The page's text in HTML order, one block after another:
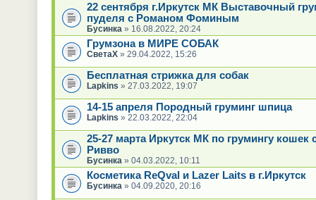
22 сентября г.Иркутск МК Выставочный
пуделя с Романом Фоминым
Бусинка » 16.08.2022, 20:24
Грумзона в МИРЕ СОБАК
СветаХ» 29.04.2022, 15:26
Бесплатная стрижка для собак
Lapkins » 27.03.2022, 19:07
14-15 апреля Породный груминг шпица
Lapkins » 22.03.2022, 22:04
25-27 марта Иркутск МК по грумингу кошек
Ривво
Бусинка » 04.03.2022, 10:11
Косметика ReQval и Lazer Laits в г.Иркутск
Бусинка » 04.09.2020, 20:16